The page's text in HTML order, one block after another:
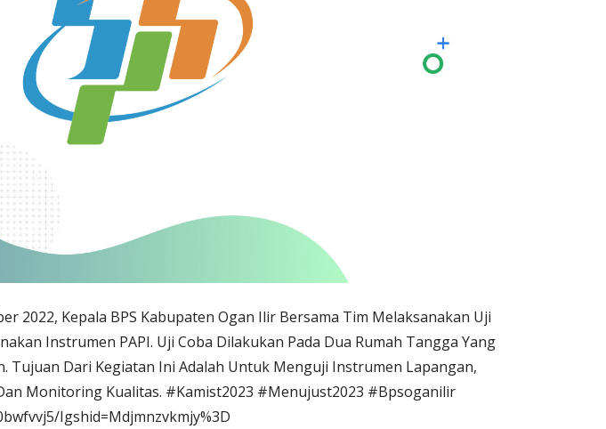
2022, Kepala BPS Kabupaten Ogan Ilir Bersama Tim Melaksanakan Uji
Instrumen PAPI. Uji Coba Dilakukan Pada Dua Rumah Tangga Yang
Tujuan Dari Kegiatan Ini Adalah Untuk Menguji Instrumen Lapangan,
Monitoring Kualitas. #Kamist2023 #Menujust2023 #Bpsoganilir
Igshid=Mdjmnzvkmjy%3D